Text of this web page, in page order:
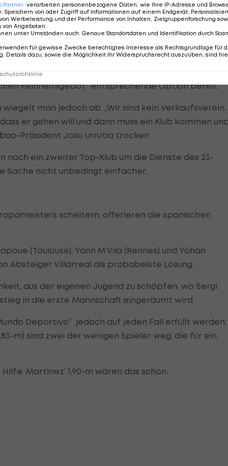
so viel für mich bezahlt. Das ist zu viel. Ich denke
sich Martinez durchaus kritisch gegenüber eines
signalisiert, 30 Millionen in die Hand zu nehmen
Mit dem in Irun geborenen Ersatzkeeper Oier
Reinheitsgebot“ entsprechende Option bereit.
man jedoch ab. „Wir sind kein Verkaufsverein.
er gehen will und dann muss ein Klub kommen und
Präsident Josu Urrutia trocken.
noch ein zweiter Top-Klub um die Dienste des 23-
Sache nicht unbedingt einfacher.
scheitern, offerieren die spanischen
(Toulouse), Yann M’Vila (Rennes) und Yohan
Absteiger Villarreal als probabelste Lösung.
aus der eigenen Jugend zu schöpfen, wo Sergi
in die erste Mannschaft eingeräumt wird.
Deportivo“ jedoch auf jeden Fall erfüllt werden:
m) sind zwei der wenigen Spieler weg, die für ein
Martinez‘ 1,90-m wären das schon.
Partner verarbeiten personenbezogene Daten, wie Ihre IP-Adresse und
: Speichern von oder Zugriff auf Informationen auf einem Endgerät;
Werbeleistung und der Performance von Inhalten, Zielgruppenforschung
von Angeboten
unter Umständen auch: Genaue Standortdaten und Identifikation durch
für gewisse Zwecke berechtigtes Interesse als Rechtsgrundlage für
Details dazu, sowie die Möglichkeit Ihr Widerspruchsrecht auszuüben, sind